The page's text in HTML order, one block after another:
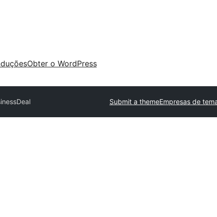
Obter o WordPress
Submit a themeEmpresas de